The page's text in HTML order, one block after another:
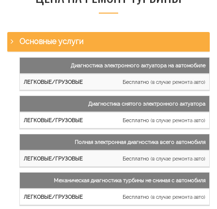
Основные услуги
работы
Легковые
и
Грузовые
автомобили
Диагностика электронного актуатора на автомобиле
Бесплатно (в случае ремонта авто)
Диагностика снятого электронного актуатора
Бесплатно (в случае ремонта авто)
Полная электронная диагностика всего автомобиля
Бесплатно (в случае ремонта авто)
Механическая диагностика турбины не снимая с автомобиля
Бесплатно (в случае ремонта авто)